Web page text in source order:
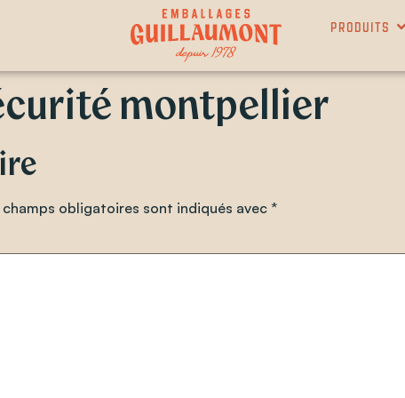
Produits
montpellier
champs obligatoires sont indiqués avec *